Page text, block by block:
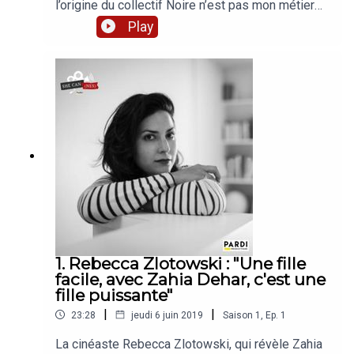
l’origine du collectif Noire n’est pas mon métier
qui a bousculé la croisette en 2018. Elle déplore
non seulement le manque de parité mais aussi de
Cannes des outils concrets pour changer la
donne. Avec le soutien du CNC,
#EllesFontYoutube et Audiens CMBEn partenariat
avec 50/50 x 2020, Causette, Brut. Production :
PARDI productionsJournalistes : Iris Brey,
Matilde MeslinGénérique, post-production : Ilias
ChaumontSon : Florian Chaubet, Mikael
Kandelman
Play
1. Rebecca Zlotowski : "Une fille
facile, avec Zahia Dehar, c'est une
fille puissante"
23:28 | jeudi 6 juin 2019 | Saison 1 Ep. 1
La cinéaste Rebecca Zlotowski, qui révèle Zahia